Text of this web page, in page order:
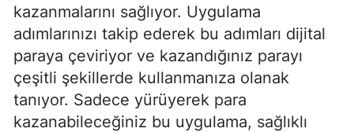
kazanmalarını sağlıyor. Uygulama
adımlarınızı takip ederek bu adımları dijital
paraya çeviriyor ve kazandığınız parayı
çeşitli şekillerde kullanmanıza olanak
tanıyor. Sadece yürüyerek para
kazanabileceğiniz bu uygulama, sağlıklı